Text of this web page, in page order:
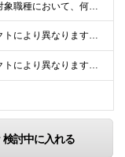
◆ポジションマッチ登録対象職種において、何かしらの知識・経験を有する方
配属組織や担当プロジェクトにより異なります。 想定年収：450万円～1100万円 ※ご経験やスキルに応じて決定します。 ※上記想定年収はあくまでも目安の金額であり、 選考を通じて上下する可能性があ
配属組織や担当プロジェクトにより異なります。 ◆新潟本社 新潟県新潟市江南区亀田工業団地3丁目1番1号 ◆東京オフィス 東京都中央区入船3丁目3番8号 ヒューリック築地イーストビル 東京オフィス
検討中に入れる